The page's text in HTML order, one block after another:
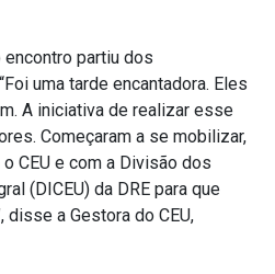
partiu dos
uma tarde encantadora. Eles
A iniciativa de realizar esse
Começaram a se mobilizar,
CEU e com a Divisão dos
(DICEU) da DRE para que
a Gestora do CEU,